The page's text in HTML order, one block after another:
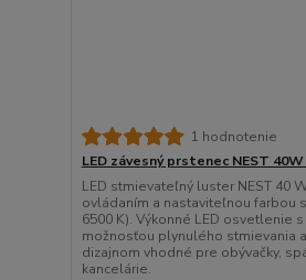
1 hodnotenie
LED závesný prstenec NEST
LED stmievateľný luster NEST 40
ovládaním a nastaviteľnou farbou
6500 K). Výkonné LED osvetlenie
možnosťou plynulého stmievania
dizajnom vhodné pre obývačky,
kancelárie.